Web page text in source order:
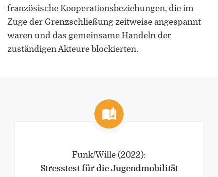
französische Kooperationsbeziehungen, die im
Zuge der Grenzschließung zeitweise angespannt
waren und das gemeinsame Handeln der
zuständigen Akteure blockierten.
Funk/Wille (2022):
Stresstest für die Jugendmobilität